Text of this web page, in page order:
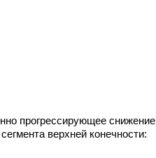
прогрессирующее снижение
верхней конечности: